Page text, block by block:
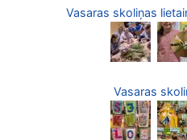
Vasaras skoliņas
Vasaras